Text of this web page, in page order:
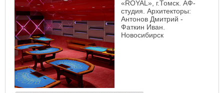
«ROYAL», г.Томск. АФ-
студия. Архитекторы:
Антонов Дмитрий -
Фаткин Иван.
Новосибирск